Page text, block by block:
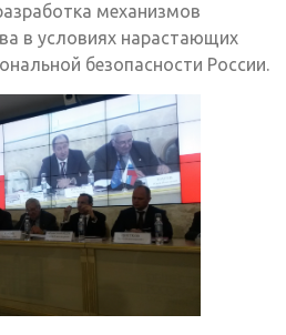
механизмов
в условиях нарастающих
безопасности России.